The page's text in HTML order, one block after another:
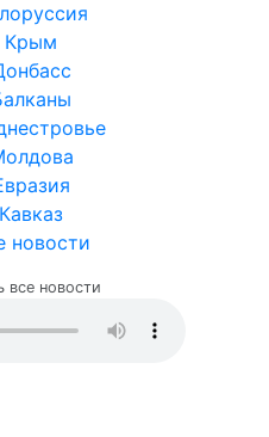
Крым
Кавказ
новости
все новости